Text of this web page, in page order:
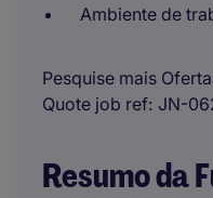
Ambiente de
Pesquise mais
Quote job ref JN-
Resumo da